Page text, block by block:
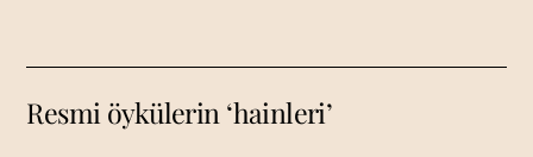
Resmi öykülerin ‘hainleri’